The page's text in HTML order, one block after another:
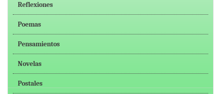
Reflexiones
Poemas
Pensamientos
Novelas
Postales